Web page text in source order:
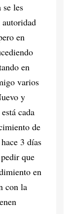
se les
en
en
varios
y
cada
de
3 días
que
en
con la